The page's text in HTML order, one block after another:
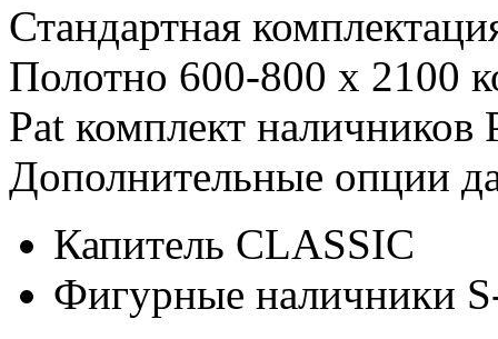
Стандартная
Полотно 600-800 х 2100
Pat комплект наличников
Дополнительные опции
Капитель CLASSIC
Фигурные наличники